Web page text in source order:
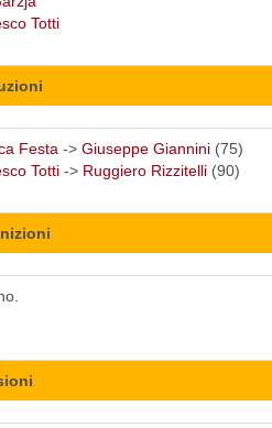
Totti
Festa -> Giuseppe Giannini (75)
Totti -> Ruggiero Rizzitelli (90)